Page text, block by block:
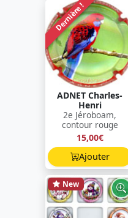
Dernière !
ADNET Charles-
Henri
2e Jéroboam,
contour rouge
15,00€
Ajouter
New